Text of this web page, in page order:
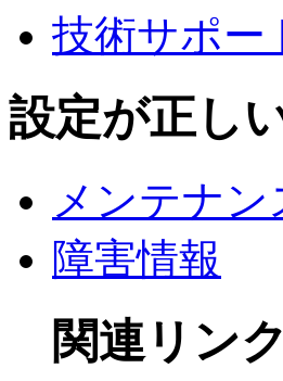
技術サポー
設定が正し
メンテナン
障害情報
関連リンク